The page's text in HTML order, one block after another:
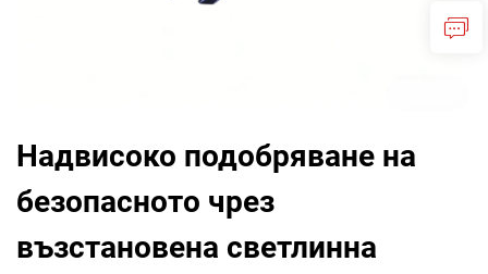
Надвисоко подобряване на
безопасното чрез
възстановена светлинна